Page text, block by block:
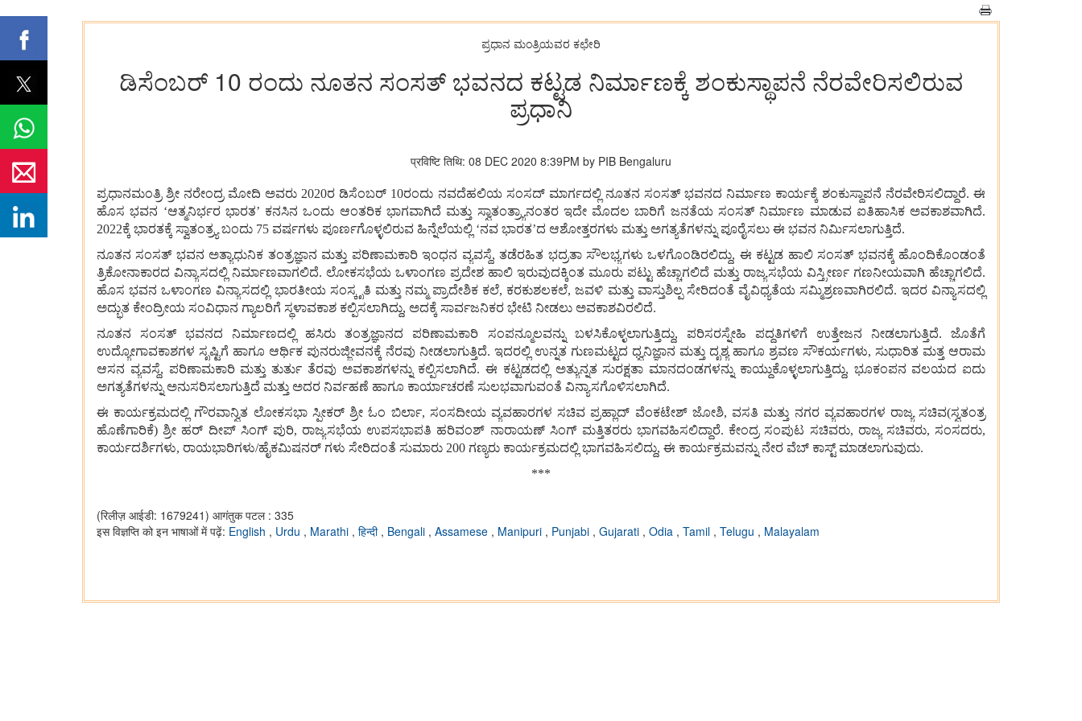
ಪ್ರಧಾನ ಮಂತ್ರಿಯವರ ಕಛೇರಿ
ಡಿಸೆಂಬರ್ 10 ರಂದು ನೂತನ ಸಂಸತ್ ಭವನದ ಕಟ್ಟಡ ನಿರ್ಮಾಣಕ್ಕೆ ಶಂಕುಸ್ಥಾಪನೆ ನೆರವೇರಿಸಲಿರುವ
ಪ್ರಧಾನಿ
प्रविष्टि तिथि: 08 DEC 2020 8:39PM by PIB Bengaluru
ಪ್ರಧಾನಮಂತ್ರಿ ಶ್ರೀ ನರೇಂದ್ರ ಮೋದಿ ಅವರು 2020ರ ಡಿಸೆಂಬರ್ 10ರಂದು ನವದೆಹಲಿಯ ಸಂಸದ್ ಮಾರ್ಗದಲ್ಲಿ ನೂತನ ಸಂಸತ್ ಭವನದ ನಿರ್ಮಾಣ ಕಾರ್ಯಕ್ಕೆ ಶಂಕುಸ್ಥಾಪನೆ ನೆರವೇರಿಸಲಿದ್ದಾರೆ.ಈ
ಹೊಸ ಭವನ ‘ಆತ್ಮನಿರ್ಭರ ಭಾರತ’ ಕನಸಿನ ಒಂದು ಆಂತರಿಕ ಭಾಗವಾಗಿದೆ ಮತ್ತು ಸ್ವಾತಂತ್ರ್ಯಾನಂತರ ಇದೇ ಮೊದಲ ಬಾರಿಗೆ ಜನತೆಯ ಸಂಸತ್ ನಿರ್ಮಾಣ ಮಾಡುವ ಐತಿಹಾಸಿಕ ಅವಕಾಶವಾಗಿದೆ.
2022ಕ್ಕೆ ಭಾರತಕ್ಕೆ ಸ್ವಾತಂತ್ರ್ಯ ಬಂದು 75 ವರ್ಷಗಳು ಪೂರ್ಣಗೊಳ್ಳಲಿರುವ ಹಿನ್ನೆಲೆಯಲ್ಲಿ ‘ನವ ಭಾರತ’ದ ಆಶೋತ್ತರಗಳು ಮತ್ತು ಅಗತ್ಯತೆಗಳನ್ನು ಪೂರೈಸಲು ಈ ಭವನ ನಿರ್ಮಿಸಲಾಗುತ್ತಿದೆ.
ನೂತನ ಸಂಸತ್ ಭವನ ಅತ್ಯಾಧುನಿಕ ತಂತ್ರಜ್ಞಾನ ಮತ್ತು ಪರಿಣಾಮಕಾರಿ ಇಂಧನ ವ್ಯವಸ್ಥೆ,ತಡೆರಹಿತ ಭದ್ರತಾ ಸೌಲಭ್ಯಗಳು ಒಳಗೊಂಡಿರಲಿದ್ದು, ಈ ಕಟ್ಟಡ ಹಾಲಿ ಸಂಸತ್ ಭವನಕ್ಕೆ ಹೊಂದಿಕೊಂಡಂತೆ
ತ್ರಿಕೋನಾಕಾರದ ವಿನ್ಯಾಸದಲ್ಲಿ ನಿರ್ಮಾಣವಾಗಲಿದೆ. ಲೋಕಸಭೆಯ ಒಳಾಂಗಣ ಪ್ರದೇಶ ಹಾಲಿ ಇರುವುದಕ್ಕಿಂತ ಮೂರು ಪಟ್ಟು ಹೆಚ್ಚಾಗಲಿದೆ ಮತ್ತು ರಾಜ್ಯಸಭೆಯ ವಿಸ್ತ್ರೀರ್ಣ ಗಣನೀಯವಾಗಿ ಹೆಚ್ಚಾಗಲಿದೆ.
ಹೊಸ ಭವನ ಒಳಾಂಗಣ ವಿನ್ಯಾಸದಲ್ಲಿ ಭಾರತೀಯ ಸಂಸ್ಕೃತಿ ಮತ್ತು ನಮ್ಮ ಪ್ರಾದೇಶಿಕ ಕಲೆ, ಕರಕುಶಲಕಲೆ,ಜವಳಿ ಮತ್ತು ವಾಸ್ತುಶಿಲ್ಪ ಸೇರಿದಂತೆ ವೈವಿಧ್ಯತೆಯ ಸಮ್ಮಿಶ್ರಣವಾಗಿರಲಿದೆ.ಇದರ ವಿನ್ಯಾಸದಲ್ಲಿ
ಅದ್ಭುತ ಕೇಂದ್ರೀಯ ಸಂವಿಧಾನ ಗ್ಯಾಲರಿಗೆ ಸ್ಥಳಾವಕಾಶ ಕಲ್ಪಿಸಲಾಗಿದ್ದು, ಅದಕ್ಕೆ ಸಾರ್ವಜನಿಕರ ಭೇಟಿ ನೀಡಲು ಅವಕಾಶವಿರಲಿದೆ.
ನೂತನ
ಸಂಸತ್ ಭವನದ ನಿರ್ಮಾಣದಲ್ಲಿ ಹಸಿರು ತಂತ್ರಜ್ಞಾನದ ಪರಿಣಾಮಕಾರಿ ಸಂಪನ್ಮೂಲವನ್ನು ಬಳಸಿಕೊಳ್ಳಲಾಗುತ್ತಿದ್ದು, ಪರಿಸರಸ್ನೇಹಿ ಪದ್ಧತಿಗಳಿಗೆ ಉತ್ತೇಜನ ನೀಡಲಾಗುತ್ತಿದೆ.ಜೊತೆಗೆ
ಉದ್ಯೋಗಾವಕಾಶಗಳ ಸೃಷ್ಟಿಗೆ ಹಾಗೂ ಆರ್ಥಿಕ ಪುನರುಜ್ಜೀವನಕ್ಕೆ ನೆರವು ನೀಡಲಾಗುತ್ತಿದೆ. ಇದರಲ್ಲಿ ಉನ್ನತ ಗುಣಮಟ್ಟದ ಧ್ವನಿಜ್ಞಾನ ಮತ್ತು ದೃಶ್ಯ ಹಾಗೂ ಶ್ರವಣ ಸೌಕರ್ಯಗಳು, ಸುಧಾರಿತ ಮತ್ತ ಆರಾಮ
ಆಸನ ವ್ಯವಸ್ಥೆ, ಪರಿಣಾಮಕಾರಿ ಮತ್ತು ತುರ್ತು ತೆರವು ಅವಕಾಶಗಳನ್ನು ಕಲ್ಪಿಸಲಾಗಿದೆ. ಈ ಕಟ್ಟಡದಲ್ಲಿ ಅತ್ಯುನ್ನತ ಸುರಕ್ಷತಾ ಮಾನದಂಡಗಳನ್ನು ಕಾಯ್ದುಕೊಳ್ಳಲಾಗುತ್ತಿದ್ದು, ಭೂಕಂಪನ ವಲಯದ ಐದು
ಅಗತ್ಯತೆಗಳನ್ನು ಅನುಸರಿಸಲಾಗುತ್ತಿದೆ ಮತ್ತು ಅದರ ನಿರ್ವಹಣೆ ಹಾಗೂ ಕಾರ್ಯಾಚರಣೆ ಸುಲಭವಾಗುವಂತೆ ವಿನ್ಯಾಸಗೊಳಿಸಲಾಗಿದೆ.
ಈ ಕಾರ್ಯಕ್ರಮದಲ್ಲಿ ಗೌರವಾನ್ವಿತ ಲೋಕಸಭಾ ಸ್ಪೀಕರ್ ಶ್ರೀ ಓಂ ಬಿರ್ಲಾ, ಸಂಸದೀಯ ವ್ಯವಹಾರಗಳ ಸಚಿವ ಪ್ರಹ್ಲಾದ್ ವೆಂಕಟೇಶ್ ಜೋಶಿ, ವಸತಿ ಮತ್ತು ನಗರ ವ್ಯವಹಾರಗಳ ರಾಜ್ಯ ಸಚಿವ(ಸ್ವತಂತ್ರ
ಹೊಣೆಗಾರಿಕೆ)ಶ್ರೀ ಹರ್ ದೀಪ್ ಸಿಂಗ್ ಪುರಿ, ರಾಜ್ಯಸಭೆಯ ಉಪಸಭಾಪತಿ ಹರಿವಂಶ್ ನಾರಾಯಣ್ ಸಿಂಗ್ ಮತ್ತಿತರರು ಭಾಗವಹಿಸಲಿದ್ದಾರೆ. ಕೇಂದ್ರ ಸಂಪುಟ ಸಚಿವರು, ರಾಜ್ಯ ಸಚಿವರು,ಸಂಸದರು,
ಕಾರ್ಯದರ್ಶಿಗಳು, ರಾಯಭಾರಿಗಳು/ಹೈಕಮಿಷನರ್ ಗಳು ಸೇರಿದಂತೆ ಸುಮಾರು 200 ಗಣ್ಯರು ಕಾರ್ಯಕ್ರಮದಲ್ಲಿ ಭಾಗವಹಿಸಲಿದ್ದು, ಈ ಕಾರ್ಯಕ್ರಮವನ್ನು ನೇರ ವೆಬ್ ಕಾಸ್ಟ್ ಮಾಡಲಾಗುವುದು.
***
(रिलीज़ आईडी: 1679241) आगंतुक पटल : 335
इस विज्ञप्ति को इन भाषाओं में पढ़ें: English , Urdu , Marathi , हिन्दी , Bengali , Assamese , Manipuri , Punjabi , Gujarati , Odia , Tamil , Telugu , Malayalam